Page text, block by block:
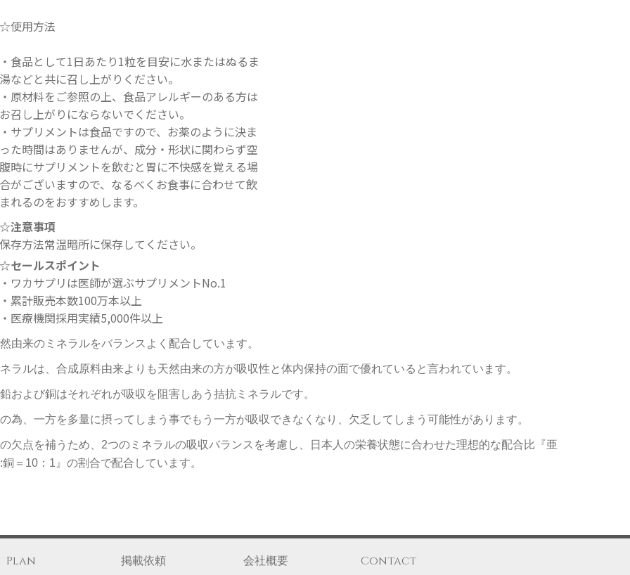
☆使用方法
・食品として1日あたり1粒を目安に水またはぬるま
湯などと共に召し上がりください。
・原材料をご参照の上、食品アレルギーのある方は
お召し上がりにならないでください。
・サプリメントは食品ですので、お薬のように決ま
った時間はありませんが、成分・形状に関わらず空
腹時にサプリメントを飲むと胃に不快感を覚える場
合がございますので、なるべくお食事に合わせて飲
まれるのをおすすめします。
☆注意事項
保存方法常温暗所に保存してください。
☆セールスポイント
・ワカサプリは医師が選ぶサプリメントNo.1
・累計販売本数100万本以上
・医療機関採用実績5,000件以上
由来のミネラルをバランスよく配合しています。
ラルは、合成原料由来よりも天然由来の方が吸収性と体内保持の面で優れていると言われています。
および銅はそれぞれが吸収を阻害しあう拮抗ミネラルです。
為、一方を多量に摂ってしまう事でもう一方が吸収できなくなり、欠乏してしまう可能性があります。
欠点を補うため、2つのミネラルの吸収バランスを考慮し、日本人の栄養状態に合わせた理想的な配合比『亜
銅＝10：1』の割合で配合しています。
Plan 掲載依頼 会社概要 Contact